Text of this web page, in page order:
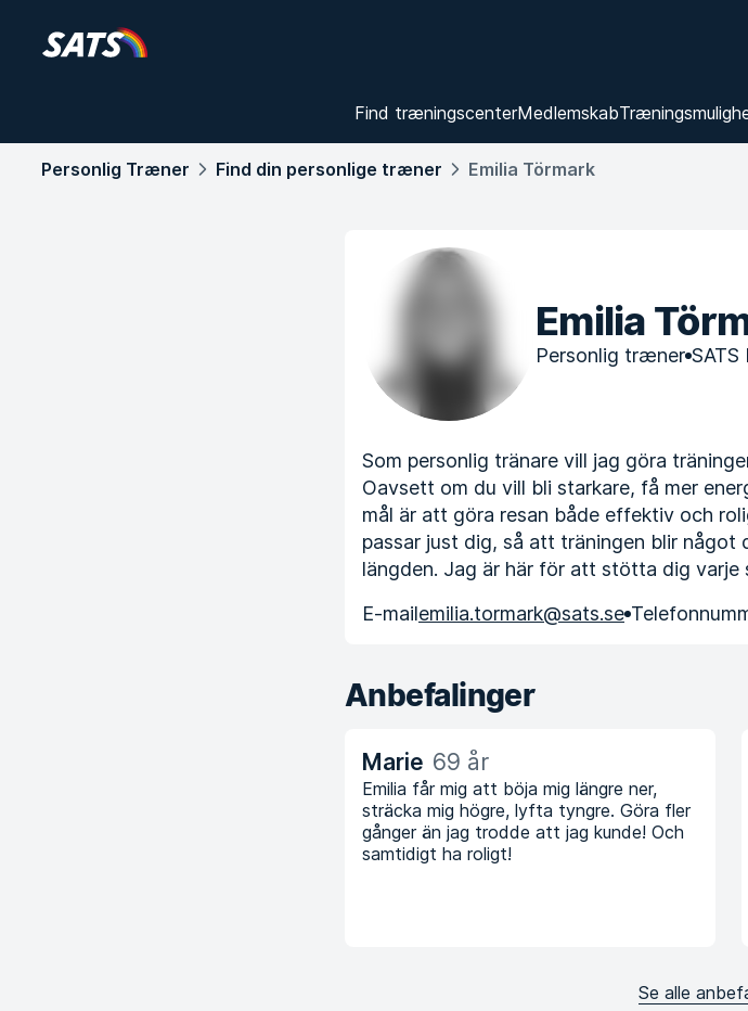
Find træningscenterMedlemskab
Personlig Træner Find din personlige træner Emilia Törmark
Emilia
Personlig træner SATS
Som personlig tränare vill jag göra
Oavsett om du vill bli starkare, få mer
mål är att göra resan både effektiv och
passar just dig, så att träningen blir något
längden. Jag är här för att stötta dig varje
E-mailemilia.tormark@sats.se
Anbefalinger
Marie 69 år
Emilia får mig att böja mig längre ner,
sträcka mig högre, lyfta tyngre. Göra fler
gånger än jag trodde att jag kunde! Och
samtidigt ha roligt!
Se alle